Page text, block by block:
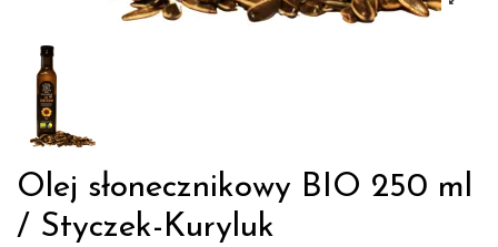
Olej słonecznikowy BIO 250 ml
/ Styczek-Kuryluk